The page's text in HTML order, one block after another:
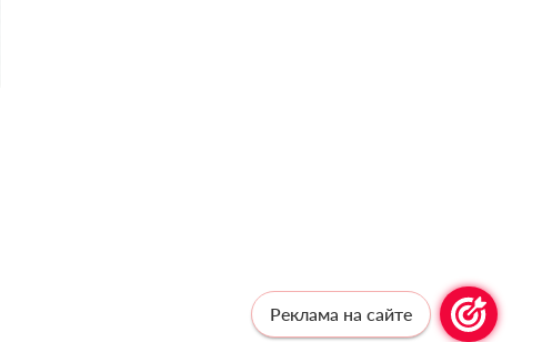
Реклама на сайте